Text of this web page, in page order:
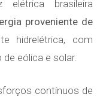
elétrica brasileira
proveniente de
hidrelétrica, com
eólica e solar.
contínuos de